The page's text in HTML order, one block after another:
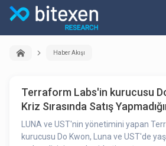
Haber Akışı
Terraform Labs'in kurucusu
Kriz Sırasında Satış
LUNA ve UST'nin yönetimini yapan
kurucusu Do Kwon, Luna ve UST'de